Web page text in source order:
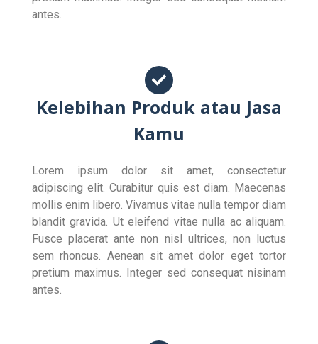
antes.
Kelebihan Produk atau Jasa
Kamu
Lorem ipsum dolor sit amet, consectetur
adipiscing elit. Curabitur quis est diam. Maecenas
mollis enim libero. Vivamus vitae nulla tempor diam
blandit gravida. Ut eleifend vitae nulla ac aliquam.
Fusce placerat ante non nisl ultrices, non luctus
sem rhoncus. Aenean sit amet dolor eget tortor
pretium maximus. Integer sed consequat nisinam
antes.